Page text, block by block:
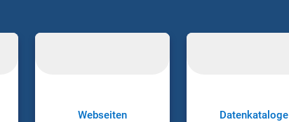
Webseiten Datenkataloge